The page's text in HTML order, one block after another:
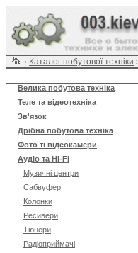
Каталог побутової техніки
Велика побутова техніка
Теле та відеотехніка
Зв'язок
Дрібна побутова техніка
Фото ті відеокамери
Аудіо та Hi-Fi
Музичні центри
Сабвуфер
Колонки
Ресивери
Тюнери
Радіоприймачі